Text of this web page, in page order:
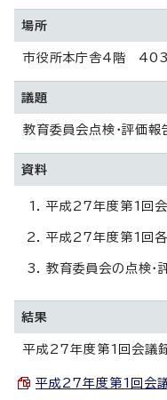
場所
市役所本庁舎4階 403
議題
教育委員会点検・評価報
資料
平成27年度第1回
平成27年度第1回各
教育委員会の点検・
結果
平成27年度第1回会議
平成27年度第1回会